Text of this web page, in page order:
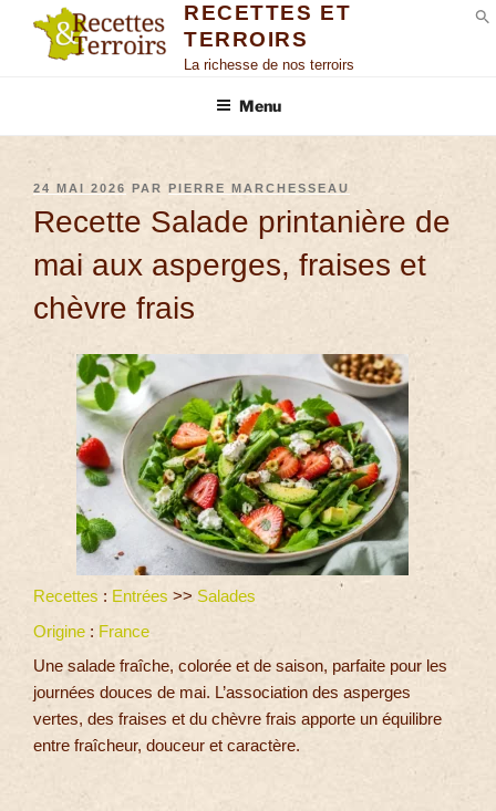
RECETTES ET
TERROIRS
La richesse de nos terroirs
Menu
24 MAI 2026 PAR PIERRE MARCHESSEAU
Recette Salade printanière de
mai aux asperges, fraises et
chèvre frais
Recettes : Entrées >> Salades
Origine : France
Une salade fraîche, colorée et de saison, parfaite pour les
journées douces de mai. L’association des asperges
vertes, des fraises et du chèvre frais apporte un équilibre
entre fraîcheur, douceur et caractère.